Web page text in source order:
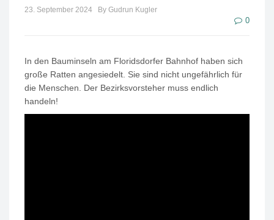
23. September 2024 By Gudrun Kugler
0
In den Bauminseln am Floridsdorfer Bahnhof haben sich
große Ratten angesiedelt. Sie sind nicht ungefährlich für
die Menschen. Der Bezirksvorsteher muss endlich
handeln!